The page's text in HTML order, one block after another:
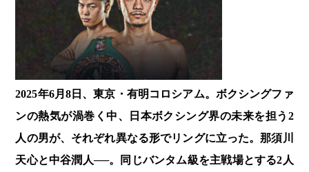
2025年6月8日、東京・有明コロシアム。ボクシングファ
ンの熱気が渦巻く中、日本ボクシング界の未来を担う2
人の男が、それぞれ異なる形でリングに立った。那須川
天心と中谷潤人──。同じバンタム級を主戦場とする2人